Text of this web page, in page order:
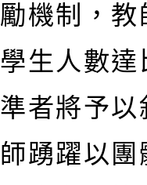
勵機制，
學生人數
準者將予
師踴躍以